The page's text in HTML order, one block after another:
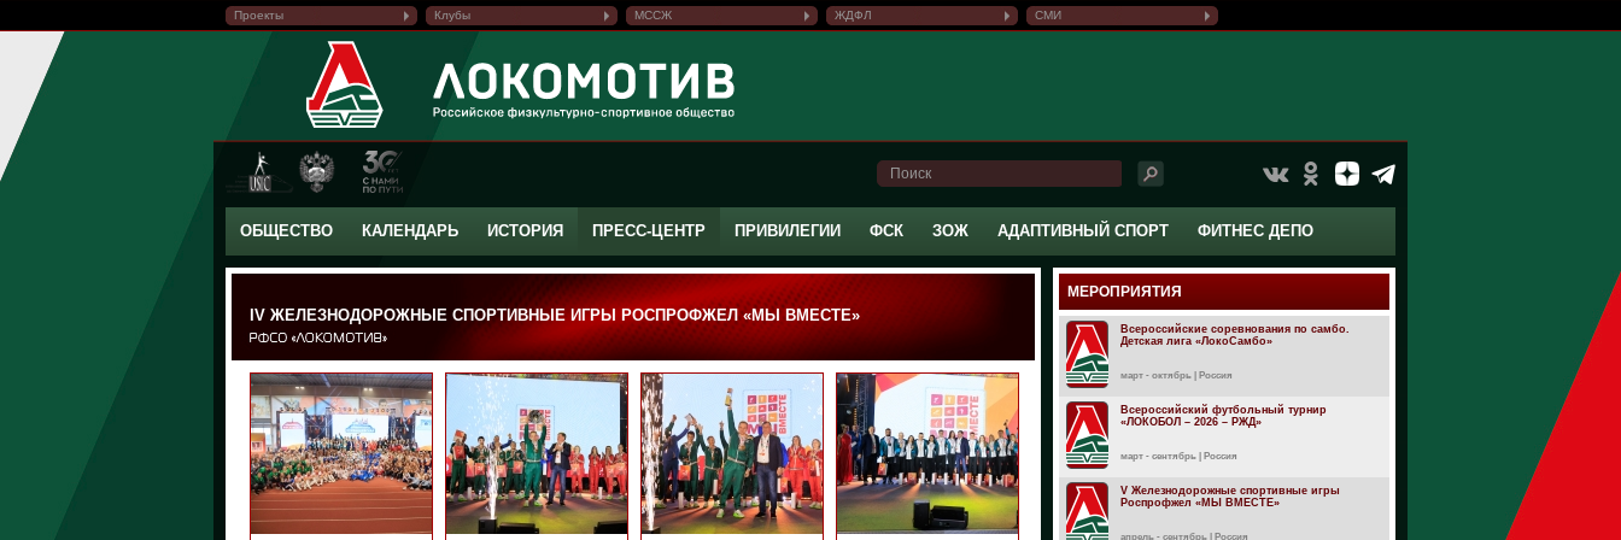
Проекты Клубы МССЖ ЖДФЛ СМИ
ОБЩЕСТВО КАЛЕНДАРЬ ИСТОРИЯ ПРЕСС-ЦЕНТР ПРИВИЛЕГИИ ФСК ЗОЖ АДАПТИВНЫЙ СПОРТ ФИТНЕС ДЕПО
IV ЖЕЛЕЗНОДОРОЖНЫЕ СПОРТИВНЫЕ ИГРЫ РОСПРОФЖЕЛ «МЫ ВМЕСТЕ»
МЕРОПРИЯТИЯ
Всероссийские соревнования по самбо.
Детская лига «ЛокоСамбо»
март - октябрь | Россия
Всероссийский футбольный турнир
«ЛОКОБОЛ – 2026 – РЖД»
март - сентябрь | Россия
V Железнодорожные спортивные игры
Роспрофжел «МЫ ВМЕСТЕ»
апрель - сентябрь | Россия